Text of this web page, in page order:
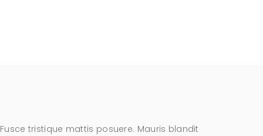
Fusce tristique mattis posuere. Mauris blandit